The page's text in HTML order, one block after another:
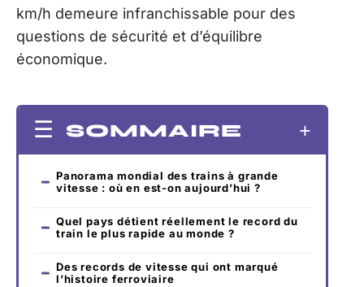
km/h demeure infranchissable pour des
questions de sécurité et d’équilibre
économique.
SOMMAIRE
Panorama mondial des trains à grande
vitesse : où en est-on aujourd’hui ?
Quel pays détient réellement le record du
train le plus rapide au monde ?
Des records de vitesse qui ont marqué
l’histoire ferroviaire